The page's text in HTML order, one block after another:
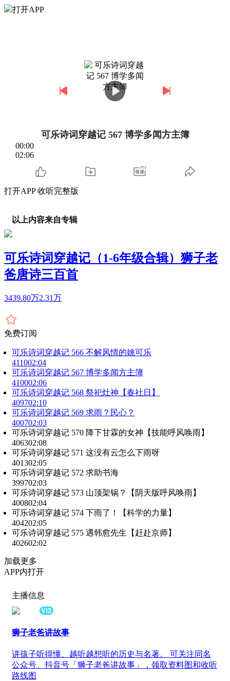
打开APP
可乐诗词穿越记 567 博学多闻方主簿
00:00
02:06
打开APP 收听完整版
以上内容来自专辑
可乐诗词穿越记（1-6年级合辑）狮子老
爸唐诗三百首
3439.80万2.31万
免费订阅
可乐诗词穿越记 566 不解风情的姚可乐
411002:04
可乐诗词穿越记 567 博学多闻方主簿
410002:06
可乐诗词穿越记 568 祭祀灶神【春社日】
409702:10
可乐诗词穿越记 569 求雨？民心？
400702:03
可乐诗词穿越记 570 降下甘霖的女神【技能呼风唤雨】
406302:08
可乐诗词穿越记 571 这没有云怎么下雨呀
401302:05
可乐诗词穿越记 572 求助书海
399702:03
可乐诗词穿越记 573 山顶架锅？【阴天版呼风唤雨】
400802:04
可乐诗词穿越记 574 下雨了！【科学的力量】
404202:05
可乐诗词穿越记 575 遇韩愈先生【赶赴京师】
402602:02
加载更多
APP内打开
主播信息
狮子老爸讲故事
讲孩子听得懂、越听越想听的历史与名著。 可关注同名
公众号、抖音号「狮子老爸讲故事」，领取资料图和收听
路线图